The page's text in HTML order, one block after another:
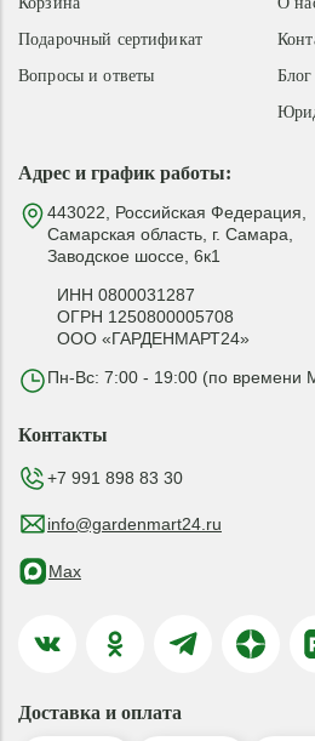
Адрес и график работы:
443022, Российская Федерация,
Самарская область, г. Самара,
Заводское шоссе, 6к1
ИНН 0800031287
ОГРН 1250800005708
ООО «ГАРДЕНМАРТ24»
Пн-Вс: 7:00 - 19:00 (по времени
Подарочный сертификат
Вопросы и ответы
Контакты
+7 991 898 83 30
info@gardenmart24.ru
Max
Доставка и оплата